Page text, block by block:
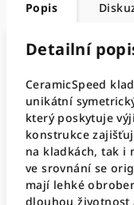
Popis
Detailní
CeramicSpeed
unikátní
který poskytuje
konstrukce
na kladkách, tak i
ve srovnání se
mají lehké
dlouhou životnost